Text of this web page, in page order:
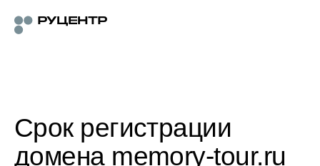
Срок регистрации
домена memory-tour.ru